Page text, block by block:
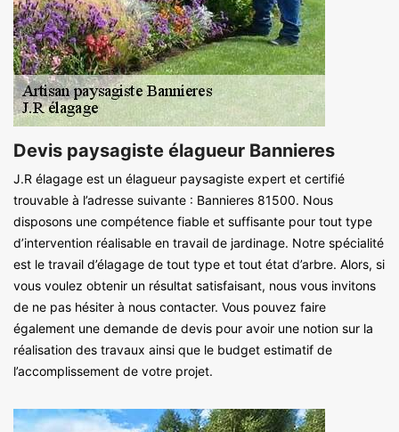
Devis paysagiste élagueur Bannieres
J.R élagage est un élagueur paysagiste expert et certifié
trouvable à l’adresse suivante : Bannieres 81500. Nous
disposons une compétence fiable et suffisante pour tout type
d’intervention réalisable en travail de jardinage. Notre spécialité
est le travail d’élagage de tout type et tout état d’arbre. Alors, si
vous voulez obtenir un résultat satisfaisant, nous vous invitons
de ne pas hésiter à nous contacter. Vous pouvez faire
également une demande de devis pour avoir une notion sur la
réalisation des travaux ainsi que le budget estimatif de
l’accomplissement de votre projet.